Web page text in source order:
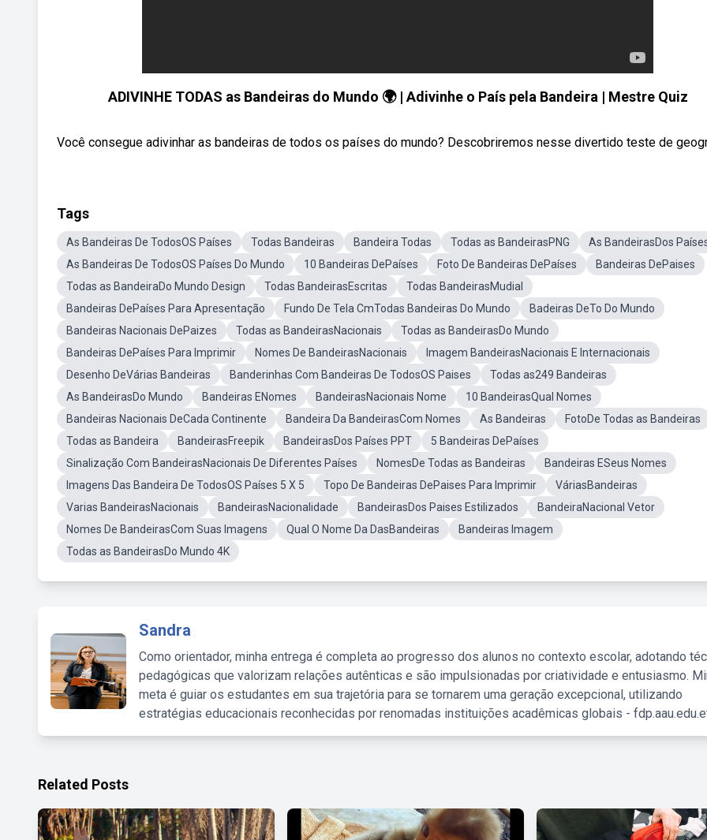
ADIVINHE TODAS as Bandeiras do Mundo 🌍 | Adivinhe o País pela Bandeira | Mestre Quiz
Você consegue adivinhar as bandeiras de todos os países do mundo? Descobriremos nesse divertido teste de
Tags
As Bandeiras De TodosOS Países Todas Bandeiras Bandeira Todas Todas as BandeirasPNG
As BandeirasDos
As Bandeiras De TodosOS Países Do Mundo
10 Bandeiras DePaíses Foto De Bandeiras DePaíses
Bandeiras DePaises
Todas as BandeiraDo Mundo Design
Todas BandeirasEscritas
Todas BandeirasMudial
Bandeiras DePaíses Para Apresentação
Fundo De Tela CmTodas Bandeiras Do Mundo
Badeiras DeTo Do Mundo
Bandeiras Nacionais DePaizes
Todas as BandeirasNacionais
Todas as BandeirasDo Mundo
Bandeiras DePaíses Para Imprimir
Nomes De BandeirasNacionais
Imagem BandeirasNacionais E Internacionais
Desenho DeVárias Bandeiras
Banderinhas Com Bandeiras De TodosOS Paises
Todas as249 Bandeiras
As BandeirasDo Mundo
Bandeiras ENomes BandeirasNacionais Nome
10 BandeirasQual Nomes
Bandeiras Nacionais DeCada Continente
Bandeira Da BandeirasCom Nomes As Bandeiras
FotoDe Todas as Bandeiras
Todas as Bandeira
BandeirasFreepik BandeirasDos Países PPT
5 Bandeiras DePaíses
Sinalização Com BandeirasNacionais De Diferentes Países
NomesDe Todas as Bandeiras
Bandeiras ESeus Nomes
Imagens Das Bandeira De TodosOS Países 5 X 5
Topo De Bandeiras DePaises Para Imprimir
VáriasBandeiras
Varias BandeirasNacionais
BandeirasNacionalidade BandeirasDos Paises Estilizados
BandeiraNacional Vetor
Nomes De BandeirasCom Suas Imagens
Qual O Nome Da DasBandeiras
Bandeiras Imagem
Todas as BandeirasDo Mundo 4K
Sandra
Como orientador, minha entrega é completa ao progresso dos alunos no contexto escolar, adotando
pedagógicas que valorizam relações autênticas e são impulsionadas por criatividade e entusiasmo.
meta é guiar os estudantes em sua trajetória para se tornarem uma geração excepcional, utilizando
estratégias educacionais reconhecidas por renomadas instituições acadêmicas globais -
Related Posts